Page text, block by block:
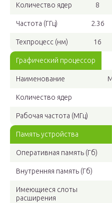
Количество ядер 8
Частота (ГГц) 2.36
Техпроцесс (нм) 16
Графический процессор
Наименование
Количество ядер
Рабочая частота (МГц)
Память устройства
Оперативная память (Гб)
Внутренняя память (Гб)
Имеющиеся слоты
расширения